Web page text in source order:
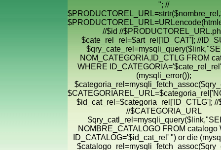
"; //
//$id //
$cate_rel_rel=$art_rel['ID_CAT']; //
NOM_CATEGORIA,ID_CTLG FROM
WHERE
(mysqli_error());
$id_cat_rel=$categoria_rel['ID_CTLG']; //
//$CATEGORIA_URL
NOMBRE_CATALOGO FROM catalogo
ID_CATALOG='$id_cat_rel' ") or die